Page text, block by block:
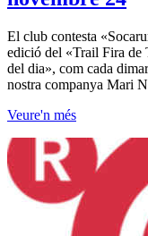
El club contesta
edició del «Trail Fira de
del dia», com cada
nostra companya Mari
Veure'n més